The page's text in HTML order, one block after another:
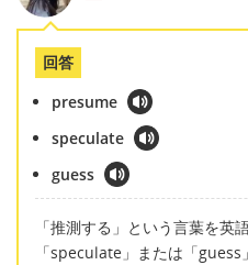
回答
presume
speculate
guess
「推測する」という言葉を
「speculate」または「